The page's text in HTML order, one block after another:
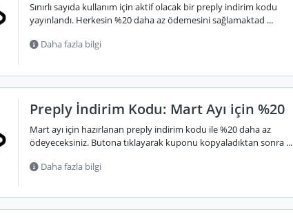
Sınırlı sayıda kullanım için aktif olacak bir preply indirim kodu
yayınlandı. Herkesin %20 daha az ödemesini sağlamaktad ...
Daha fazla bilgi
Preply İndirim Kodu: Mart Ayı için %20
Mart ayı için hazırlanan preply indirim kodu ile %20 daha az
ödeyeceksiniz. Butona tıklayarak kuponu kopyaladıktan sonra ...
Daha fazla bilgi